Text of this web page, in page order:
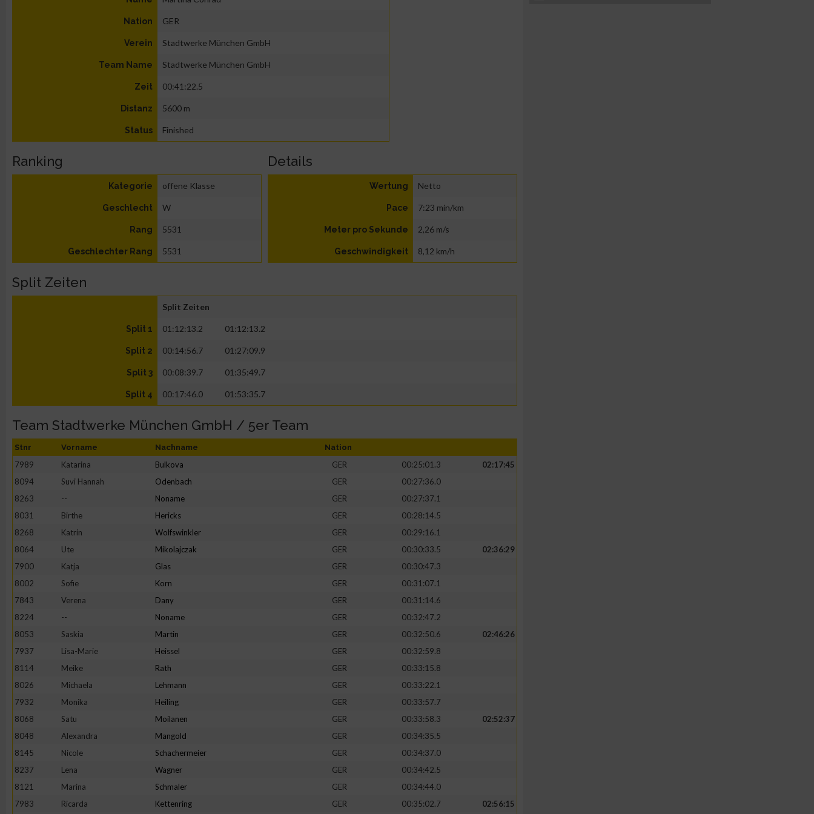
Nation GER
Verein Stadtwerke München GmbH
Team Name Stadtwerke München GmbH
Zeit 00:41:22.5
Distanz 5600 m
Status Finished
Ranking
Kategorie offene Klasse
Geschlecht W
Rang 5531
Geschlechter Rang 5531
Details
Wertung Netto
Pace 7:23 min/km
Meter pro Sekunde 2,26 m/s
Geschwindigkeit 8,12 km/h
Split Zeiten
Split Zeiten
Split 1 01:12:13.2 01:12:13.2
Split 2 00:14:56.7 01:27:09.9
Split 3 00:08:39.7 01:35:49.7
Split 4 00:17:46.0 01:53:35.7
Team Stadtwerke München GmbH / 5er Team
Stnr Vorname Nachname Nation
7989 Katarina Bulkova GER 00:25:01.3
02:17:45
8094
Suvi Hannah Odenbach GER
00:27:36.0
8263
-- Noname GER
00:27:37.1
8031
Birthe Hericks GER
00:28:14.5
8268
Katrin Wolfswinkler GER
00:29:16.1
8064
Ute Mikolajczak GER 00:30:33.5
02:36:29
7900
Katja Glas GER
00:30:47.3
8002
Sofie Korn GER
00:31:07.1
7843
Verena Dany GER
00:31:14.6
8224
-- Noname GER
00:32:47.2
8053
Saskia Martin GER 00:32:50.6
02:46:26
7937
Lisa-Marie Heissel GER
00:32:59.8
8114
Meike Rath GER
00:33:15.8
8026
Michaela Lehmann GER
00:33:22.1
7932
Monika Heiling GER
00:33:57.7
8068
Satu Moilanen GER 00:33:58.3
02:52:37
8048
Alexandra Mangold GER
00:34:35.5
8145
Nicole Schachermeier GER
00:34:37.0
8237
Lena Wagner GER
00:34:42.5
8121
Marina Schmaler GER
00:34:44.0
7983
Ricarda Kettenring GER 00:35:02.7
02:56:15